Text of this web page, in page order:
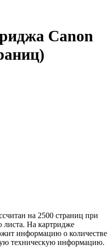
Canon
на 2500 страниц при
листа. На картридже
информацию о количестве
техническую информацию.